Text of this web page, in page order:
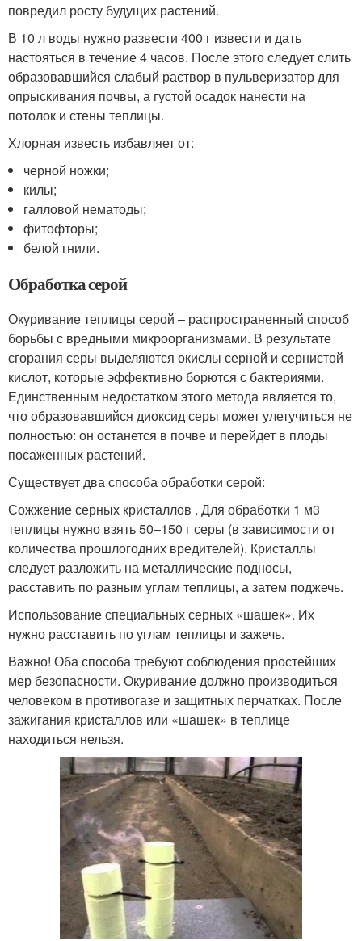
повредил росту будущих растений.
В 10 л воды нужно развести 400 г извести и дать
настояться в течение 4 часов. После этого следует слить
образовавшийся слабый раствор в пульверизатор для
опрыскивания почвы, а густой осадок нанести на
потолок и стены теплицы.
Хлорная известь избавляет от:
черной ножки;
килы;
галловой нематоды;
фитофторы;
белой гнили.
Обработка серой
Окуривание теплицы серой – распространенный способ
борьбы с вредными микроорганизмами. В результате
сгорания серы выделяются окислы серной и сернистой
кислот, которые эффективно борются с бактериями.
Единственным недостатком этого метода является то,
что образовавшийся диоксид серы может улетучиться не
полностью: он останется в почве и перейдет в плоды
посаженных растений.
Существует два способа обработки серой:
Сожжение серных кристаллов . Для обработки 1 м3
теплицы нужно взять 50–150 г серы (в зависимости от
количества прошлогодних вредителей). Кристаллы
следует разложить на металлические подносы,
расставить по разным углам теплицы, а затем поджечь.
Использование специальных серных «шашек». Их
нужно расставить по углам теплицы и зажечь.
Важно! Оба способа требуют соблюдения простейших
мер безопасности. Окуривание должно производиться
человеком в противогазе и защитных перчатках. После
зажигания кристаллов или «шашек» в теплице
находиться нельзя.